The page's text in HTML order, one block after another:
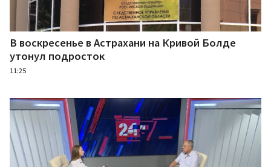
В воскресенье в Астрахани на Кривой Болде
утонул подросток
11:25